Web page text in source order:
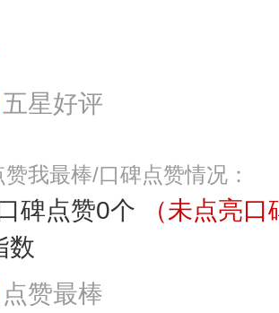
五星好评
我最棒/口碑点赞情况：
碑点赞0个
（未点亮
数
点赞最棒